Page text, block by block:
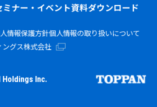
概要」ページ
）から確認できます。
ミナー・イベント資料ダウンロード
情報保護方針個人情報の取り扱いについて
ングス株式会社
Holdings Inc.